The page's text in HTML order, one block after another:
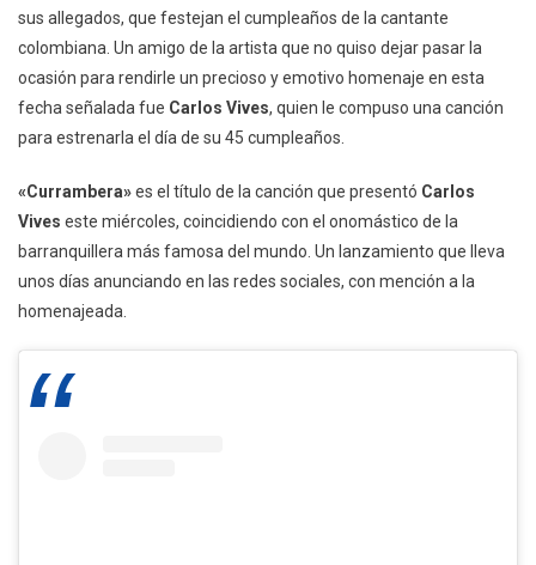
Homenaje
A
Shakira
Por
Su
Cumpleaños
sus allegados, que festejan el cumpleaños de la cantante
colombiana. Un amigo de la artista que no quiso dejar pasar la
ocasión para rendirle un precioso y emotivo homenaje en esta
fecha señalada fue Carlos Vives, quien le compuso una canción
para estrenarla el día de su 45 cumpleaños.
«Currambera»es el título de la canción que presentó Carlos
Vives este miércoles, coincidiendo con el onomástico de la
barranquillera más famosa del mundo. Un lanzamiento que lleva
unos días anunciando en las redes sociales, con mención a la
homenajeada.